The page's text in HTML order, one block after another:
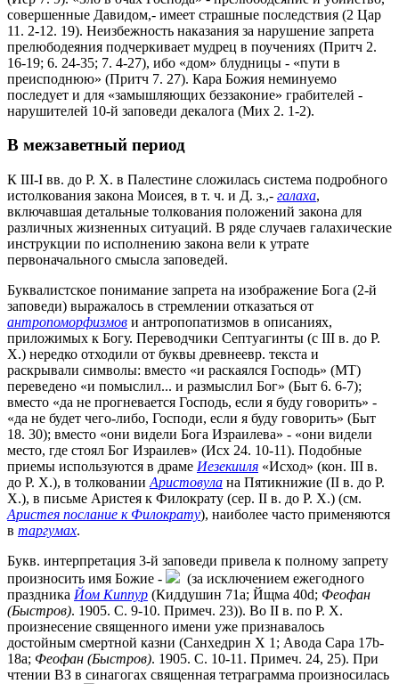
совершенные Давидом,- имеет страшные последствия (2 Цар
11. 2-12. 19). Неизбежность наказания за нарушение запрета
прелюбодеяния подчеркивает мудрец в поучениях (Притч 2.
16-19; 6. 24-35; 7. 4-27), ибо «дом» блудницы - «пути в
преисподнюю» (Притч 7. 27). Кара Божия неминуемо
последует и для «замышляющих беззаконие» грабителей -
нарушителей 10-й заповеди декалога (Мих 2. 1-2).
В межзаветный период
К III-I вв. до Р. Х. в Палестине сложилась система подробного
истолкования закона Моисея, в т. ч. и Д. з.,- галаха,
включавшая детальные толкования положений закона для
различных жизненных ситуаций. В ряде случаев галахические
инструкции по исполнению закона вели к утрате
первоначального смысла заповедей.
Буквалистское понимание запрета на изображение Бога (2-й
заповеди) выражалось в стремлении отказаться от
антропоморфизмов и антропопатизмов в описаниях,
приложимых к Богу. Переводчики Септуагинты (с III в. до Р.
Х.) нередко отходили от буквы древнеевр. текста и
раскрывали символы: вместо «и раскаялся Господь» (МТ)
переведено «и помыслил... и размыслил Бог» (Быт 6. 6-7);
вместо «да не прогневается Господь, если я буду говорить» -
«да не будет чего-либо, Господи, если я буду говорить» (Быт
18. 30); вместо «они видели Бога Израилева» - «они видели
место, где стоял Бог Израилев» (Исх 24. 10-11). Подобные
приемы используются в драме Иезекииля «Исход» (кон. III в.
до Р. Х.), в толковании Аристовула на Пятикнижие (II в. до Р.
Х.), в письме Аристея к Филократу (сер. II в. до Р. Х.) (см.
Аристея послание к Филократу), наиболее часто применяются
в таргумах.
Букв. интерпретация 3-й заповеди привела к полному запрету
произносить имя Божие -
(за исключением ежегодного
праздника Йом Киппур (Киддушин 71a; Йщма 40d; Феофан
(Быстров). 1905. С. 9-10. Примеч. 23)). Во II в. по Р. Х.
произнесение священного имени уже признавалось
достойным смертной казни (Санхедрин X 1; Авода Сара 17b-
18a; Феофан (Быстров). 1905. С. 10-11. Примеч. 24, 25). При
чтении ВЗ в синагогах священная тетраграмма произносилась